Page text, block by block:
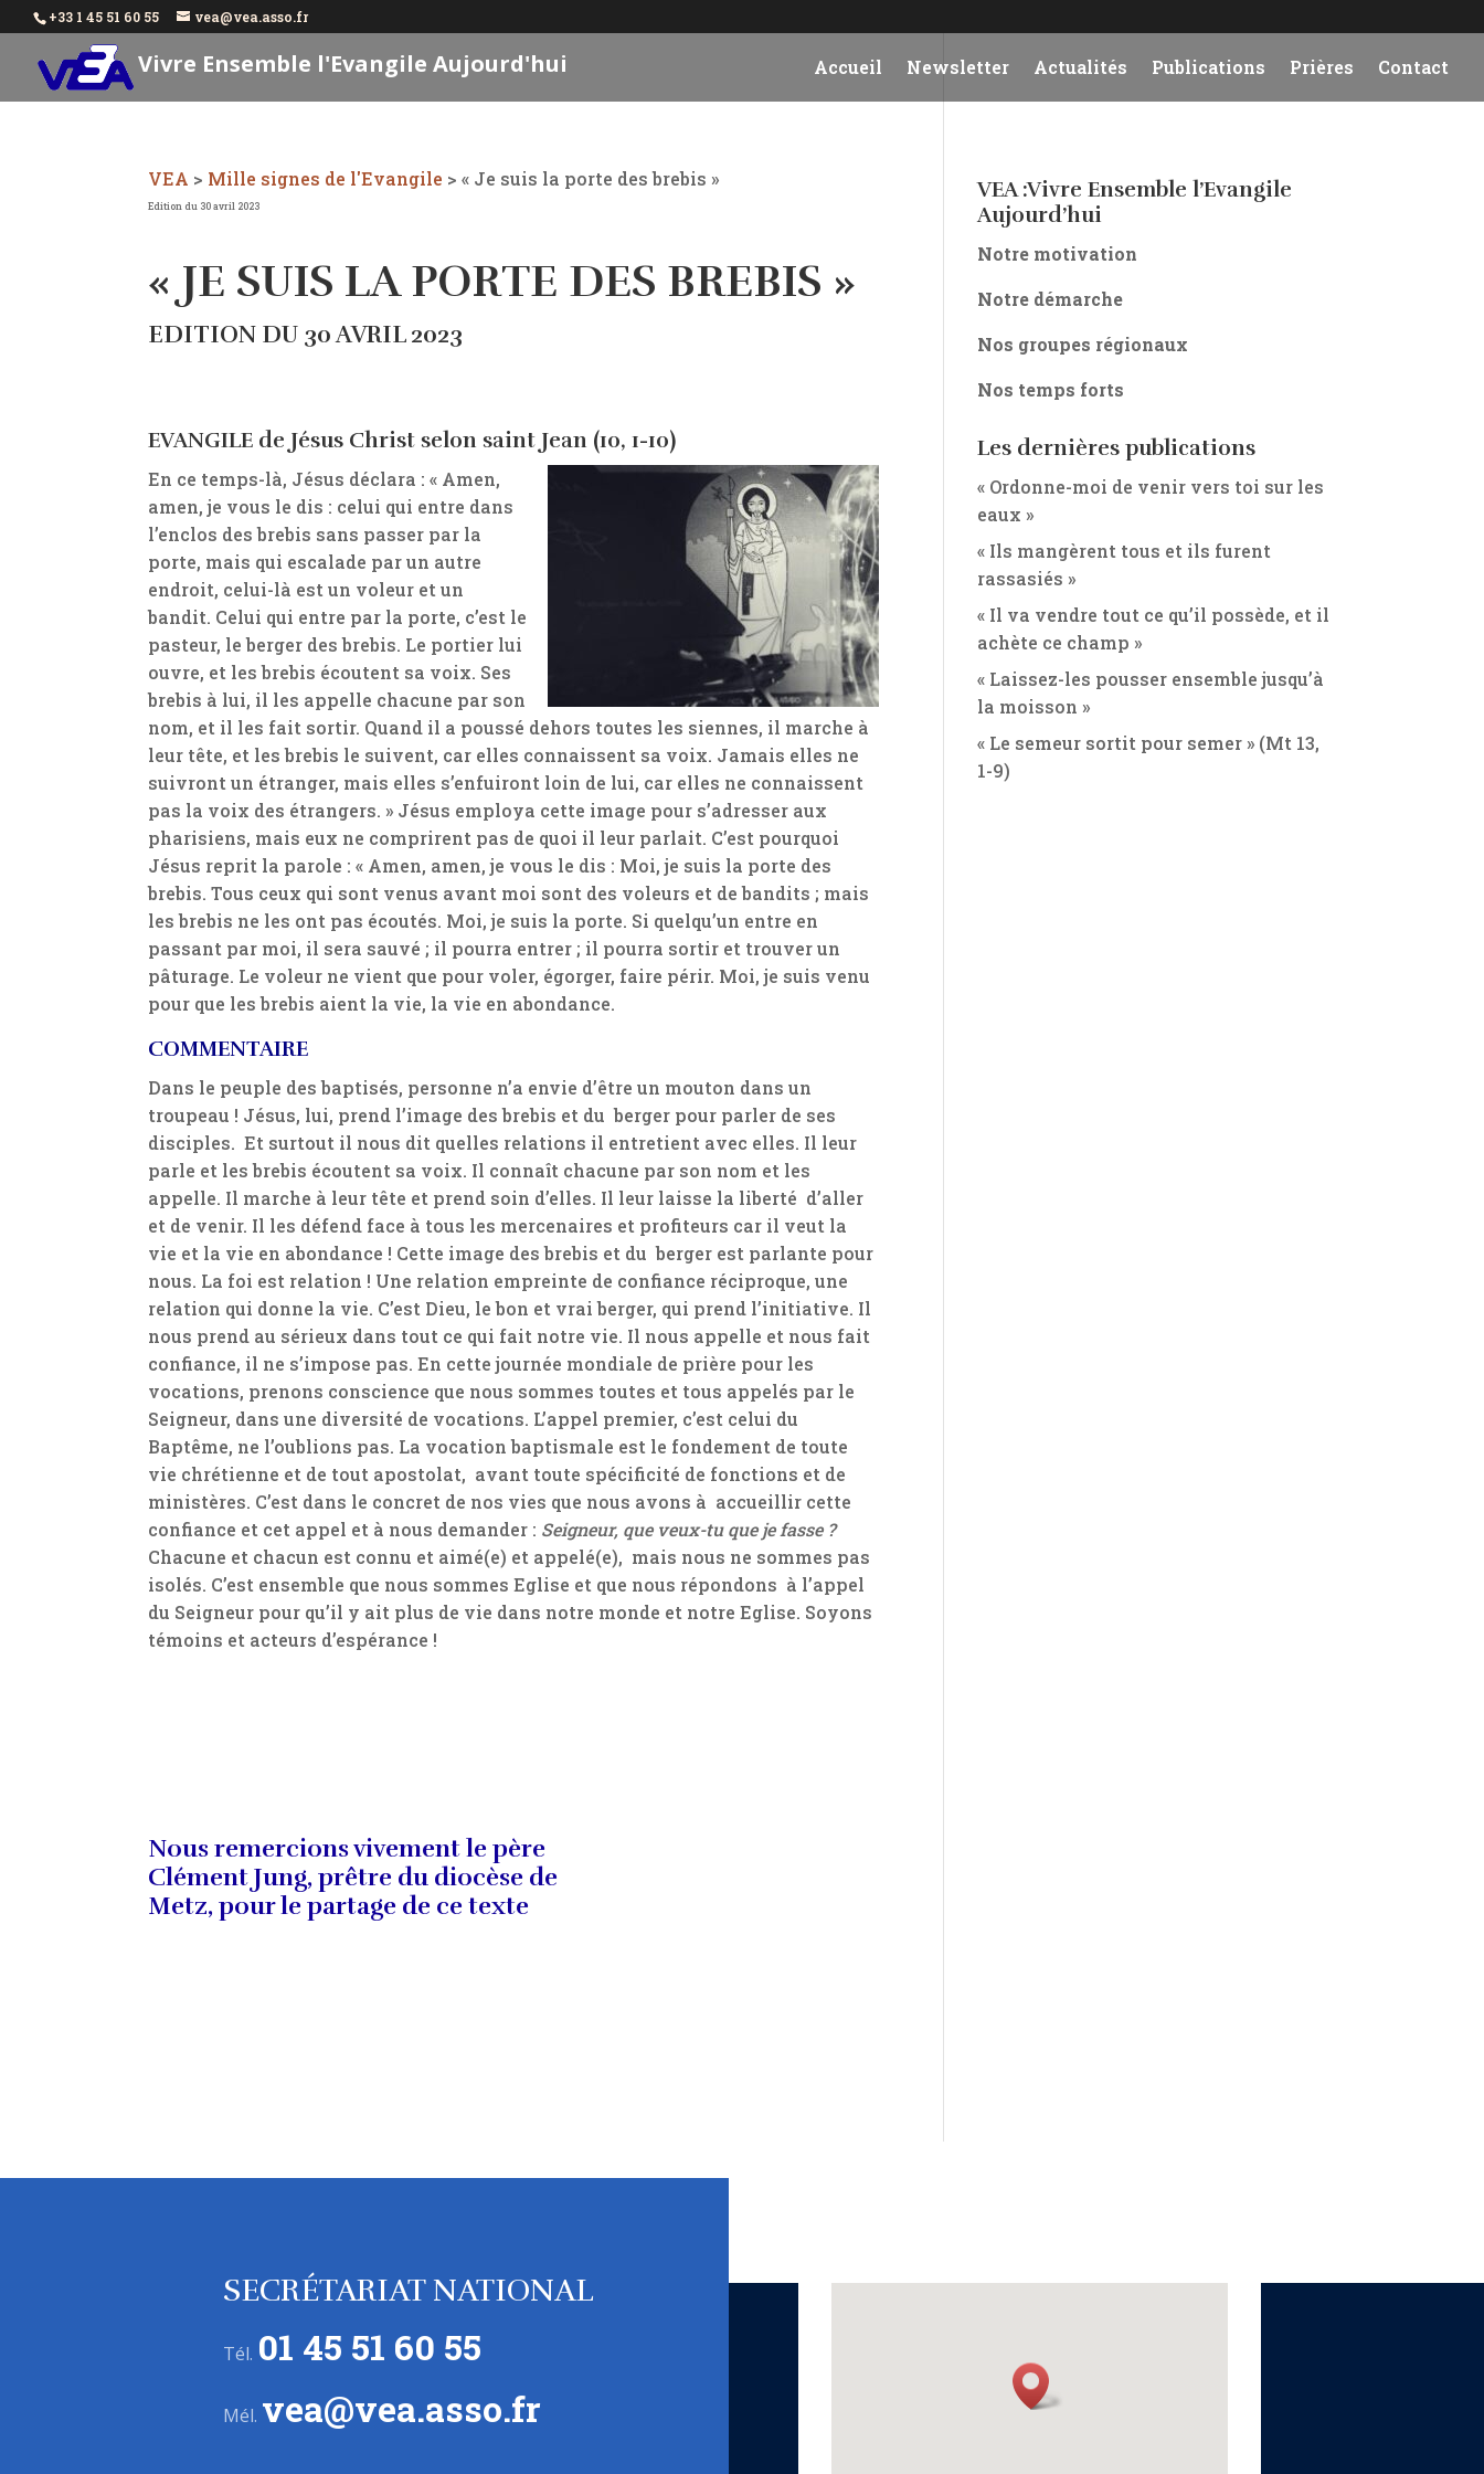
+33 1 45 51 60 55 vea@vea.asso.fr
Vivre Ensemble l'Evangile Aujourd'hui Accueil Newsletter Actualités Publications Prières Contact
VEA > Mille signes de l'Evangile >« Je suis la porte des brebis »
Edition du 30 avril 2023
« JE SUIS LA PORTE DES BREBIS »
EDITION DU 30 AVRIL 2023
EVANGILE de Jésus Christ selon saint Jean (10, 1-10)
En ce temps-là, Jésus déclara : « Amen,
amen, je vous le dis : celui qui entre dans
l’enclos des brebis sans passer par la
porte, mais qui escalade par un autre
endroit, celui-là est un voleur et un
bandit. Celui qui entre par la porte, c’est le
pasteur, le berger des brebis. Le portier lui
ouvre, et les brebis écoutent sa voix. Ses
brebis à lui, il les appelle chacune par son
nom, et il les fait sortir. Quand il a poussé dehors toutes les siennes, il marche à
leur tête, et les brebis le suivent, car elles connaissent sa voix. Jamais elles ne
suivront un étranger, mais elles s’enfuiront loin de lui, car elles ne connaissent
pas la voix des étrangers. » Jésus employa cette image pour s’adresser aux
pharisiens, mais eux ne comprirent pas de quoi il leur parlait. C’est pourquoi
Jésus reprit la parole : « Amen, amen, je vous le dis : Moi, je suis la porte des
brebis. Tous ceux qui sont venus avant moi sont des voleurs et de bandits ; mais
les brebis ne les ont pas écoutés. Moi, je suis la porte. Si quelqu’un entre en
passant par moi, il sera sauvé ; il pourra entrer ; il pourra sortir et trouver un
pâturage. Le voleur ne vient que pour voler, égorger, faire périr. Moi, je suis venu
pour que les brebis aient la vie, la vie en abondance.
COMMENTAIRE
Dans le peuple des baptisés, personne n’a envie d’être un mouton dans un
troupeau ! Jésus, lui, prend l’image des brebis et du berger pour parler de ses
disciples. Et surtout il nous dit quelles relations il entretient avec elles. Il leur
parle et les brebis écoutent sa voix. Il connaît chacune par son nom et les
appelle. Il marche à leur tête et prend soin d’elles. Il leur laisse la liberté d’aller
et de venir. Il les défend face à tous les mercenaires et profiteurs car il veut la
vie et la vie en abondance ! Cette image des brebis et du berger est parlante pour
nous. La foi est relation ! Une relation empreinte de confiance réciproque, une
relation qui donne la vie. C’est Dieu, le bon et vrai berger, qui prend l’initiative. Il
nous prend au sérieux dans tout ce qui fait notre vie. Il nous appelle et nous fait
confiance, il ne s’impose pas. En cette journée mondiale de prière pour les
vocations, prenons conscience que nous sommes toutes et tous appelés par le
Seigneur, dans une diversité de vocations. L’appel premier, c’est celui du
Baptême, ne l’oublions pas. La vocation baptismale est le fondement de toute
vie chrétienne et de tout apostolat, avant toute spécificité de fonctions et de
ministères. C’est dans le concret de nos vies que nous avons à accueillir cette
confiance et cet appel et à nous demander : Seigneur, que veux-tu que je fasse ?
Chacune et chacun est connu et aimé(e) et appelé(e), mais nous ne sommes pas
isolés. C’est ensemble que nous sommes Eglise et que nous répondons à l’appel
du Seigneur pour qu’il y ait plus de vie dans notre monde et notre Eglise. Soyons
témoins et acteurs d’espérance !
Nous remercions vivement le père
Clément Jung, prêtre du diocèse de
Metz, pour le partage de ce texte
VEA :Vivre Ensemble l’Evangile
Aujourd’hui
Notre motivation
Notre démarche
Nos groupes régionaux
Nos temps forts
Les dernières publications
« Ordonne-moi de venir vers toi sur les
eaux »
« Ils mangèrent tous et ils furent
rassasiés »
« Il va vendre tout ce qu’il possède, et il
achète ce champ »
« Laissez-les pousser ensemble jusqu’à
la moisson »
« Le semeur sortit pour semer » (Mt 13,
1-9)
SECRÉTARIAT NATIONAL
Tél. 01 45 51 60 55
Mél. vea@vea.asso.fr